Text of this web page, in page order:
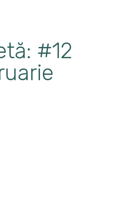
#12